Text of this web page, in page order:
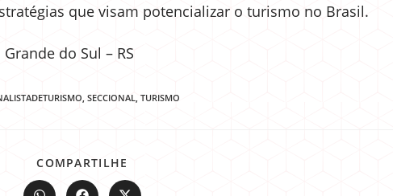
que visam potencializar o turismo no Brasil.
Grande do Sul – RS
SECCIONAL TURISMO
COMPARTILHE